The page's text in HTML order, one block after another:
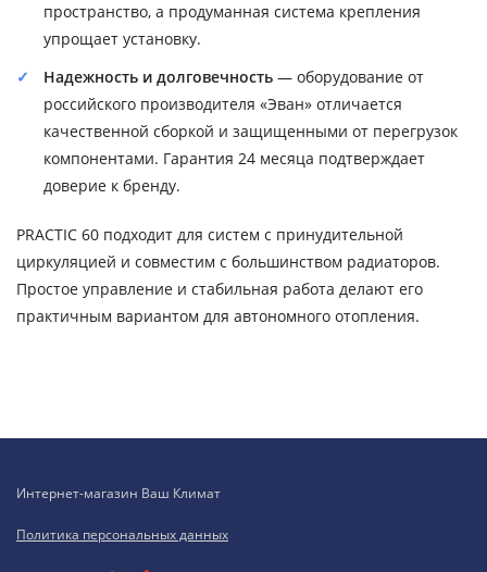
пространство, а продуманная система крепления
упрощает установку.
Надежность и долговечность — оборудование от
российского производителя «Эван» отличается
качественной сборкой и защищенными от перегрузок
компонентами. Гарантия 24 месяца подтверждает
доверие к бренду.
PRACTIC 60 подходит для систем с принудительной
циркуляцией и совместим с большинством радиаторов.
Простое управление и стабильная работа делают его
практичным вариантом для автономного отопления.
Интернет-магазин Ваш Климат
Политика персональных данных